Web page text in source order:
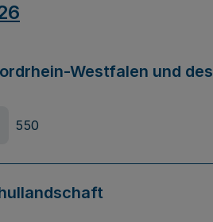
Westfalen und des
550